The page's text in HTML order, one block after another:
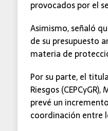
provocados por el
Asimismo, señaló
de su presupuesto
materia de
Por su parte, el
Riesgos
prevé un
coordinación entre